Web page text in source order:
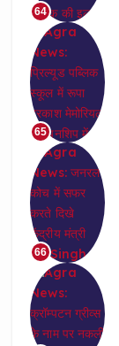
64
65
66